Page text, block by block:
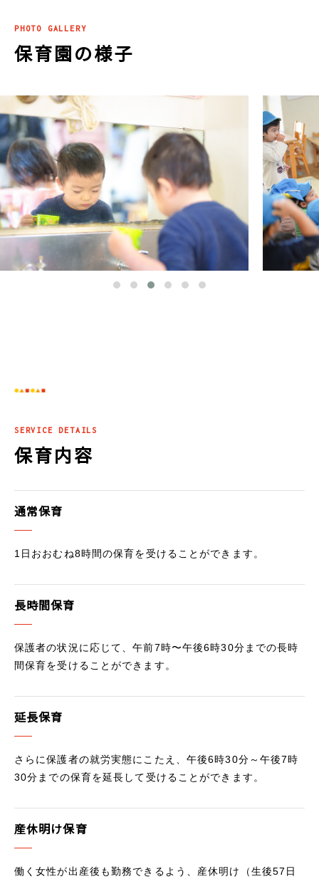
PHOTO GALLERY
保育園の様子
SERVICE DETAILS
保育内容
通常保育
1日おおむね8時間の保育を受けることができます。
長時間保育
保護者の状況に応じて、午前7時〜午後6時30分までの長時
間保育を受けることができます。
延長保育
さらに保護者の就労実態にこたえ、午後6時30分～午後7時
30分までの保育を延長して受けることができます。
産休明け保育
働く女性が出産後も勤務できるよう、産休明け（生後57日